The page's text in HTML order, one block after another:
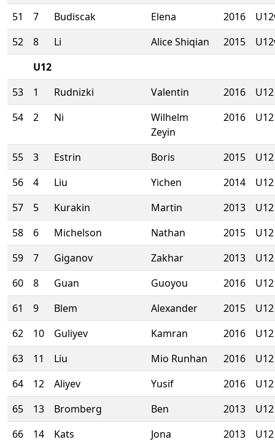
51 7 Budiscak Elena 2016
52
8 Li Alice Shiqian 2015
U12
53
1 Rudnizki Valentin 2016
U12
54
2 Ni
Wilhelm
Zeyin
2016 U12
55 3 Estrin Boris 2015
U12
56
4 Liu Yichen 2014
U12
57
5 Kurakin Martin 2013
U12
58
6 Michelson Nathan 2015
U12
59
7 Giganov Zakhar 2013
U12
60
8 Guan Guoyou 2016
U12
61
9 Blem Alexander 2015
U12
62
10 Guliyev Kamran 2016
U12
63
11 Liu Mio Runhan 2016
U12
64
12 Aliyev Yusif 2016
U12
65
13 Bromberg Ben 2013
U12
66
14 Kats Jona 2013
U12